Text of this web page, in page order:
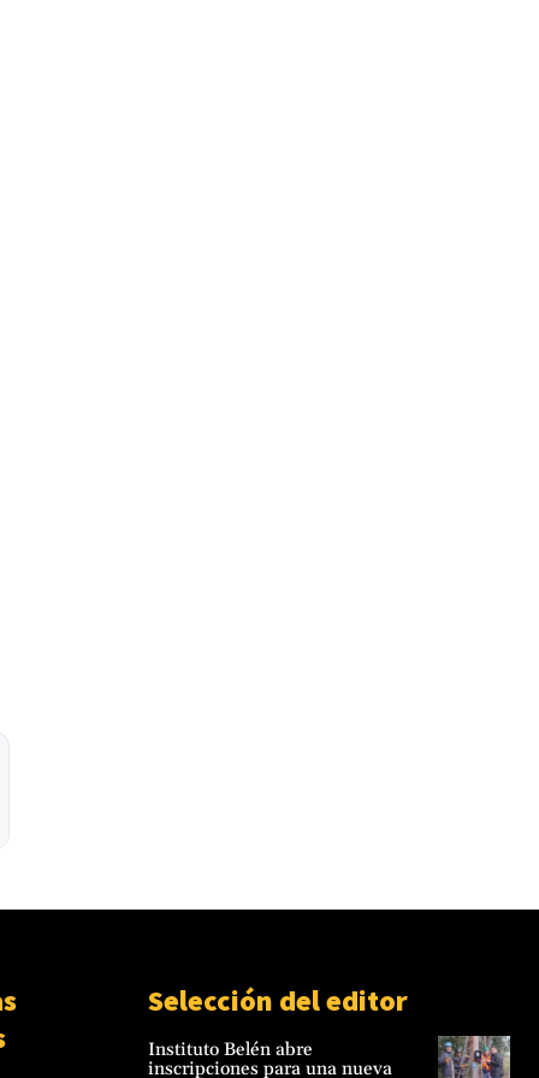
Selección del editor
Instituto Belén abre
inscripciones para una nueva